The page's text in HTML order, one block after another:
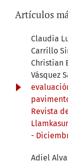
Artículos
Claudia
Carrillo
Christian
Vásquez
Revista
-
Adiel